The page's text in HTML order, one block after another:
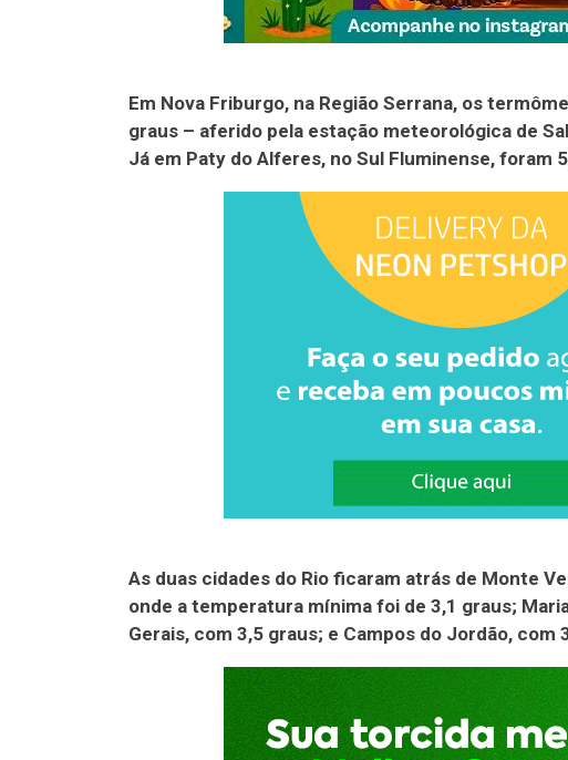
Em Nova Friburgo, na Região Serrana, os
graus – aferido pela estação meteorológica de
Já em Paty do Alferes, no Sul Fluminense, foram
As duas cidades do Rio ficaram atrás de Monte
onde a temperatura mínima foi de 3,1 graus;
Gerais, com 3,5 graus; e Campos do Jordão, com